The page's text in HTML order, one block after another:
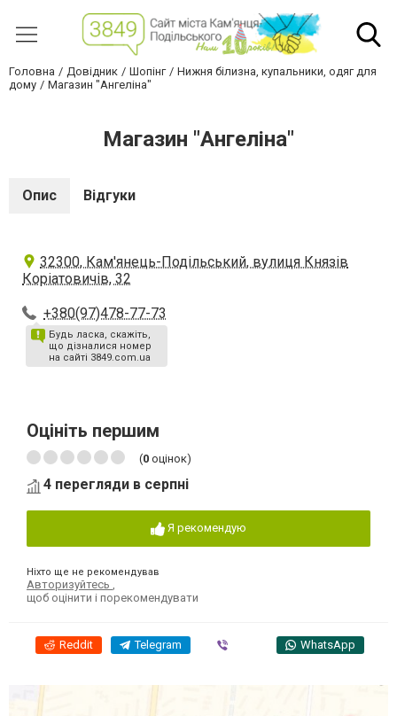
Головна Довідник Шопінг
Нижня білизна, купальники, одяг для
дому
Магазин "Ангеліна"
Магазин "Ангеліна"
Опис Відгуки
32300, Кам'янець-Подільський, вулиця Князів
Коріатовичів, 32
+380(97)478-77-73
Будь ласка, скажіть,
що дізналися номер
на сайті 3849.com.ua
Оцініть першим
(0 оцінок)
4 перегляди в серпні
Я рекомендую
Ніхто ще не рекомендував
Авторизуйтесь
щоб оцінити і порекомендувати
Reddit Telegram WhatsApp